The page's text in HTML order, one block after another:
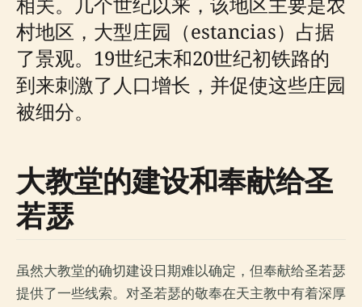
村地区，大型庄园（estancias）占据
了景观。19世纪末和20世纪初铁路的
到来刺激了人口增长，并促使这些庄园
被细分。
大教堂的建设和奉献给圣
若瑟
虽然大教堂的确切建设日期难以确定，但奉献给圣若瑟
提供了一些线索。对圣若瑟的敬奉在天主教中有着深厚